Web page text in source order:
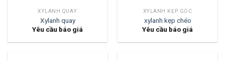
XYLANH QUAY
Xylanh quay
Yêu cầu báo giá
XYLANH KẸP GÓC
xylanh kẹp chéo
Yêu cầu báo giá